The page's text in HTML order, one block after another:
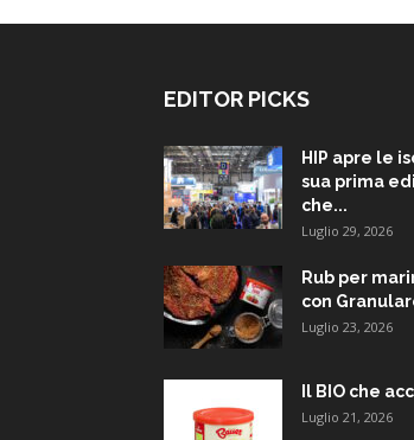
EDITOR PICKS
HIP apre le
sua prima
che...
Luglio 29, 2026
Rub per
con
Luglio 23, 2026
Il BIO che
Luglio 21, 2026